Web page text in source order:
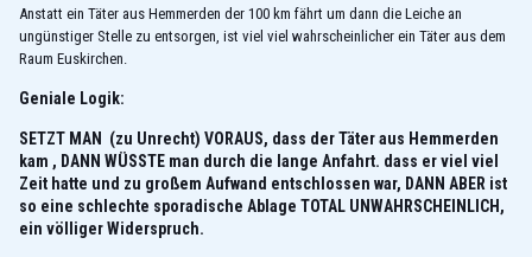
Anstatt ein Täter aus Hemmerden der 100 km fährt um dann die Leiche an
ungünstiger Stelle zu entsorgen, ist viel viel wahrscheinlicher ein Täter aus dem
Raum Euskirchen.
Geniale Logik:
SETZT MAN (zu Unrecht) VORAUS, dass der Täter aus Hemmerden
kam , DANN WÜSSTE man durch die lange Anfahrt. dass er viel viel
Zeit hatte und zu großem Aufwand entschlossen war, DANN ABER ist
so eine schlechte sporadische Ablage TOTAL UNWAHRSCHEINLICH,
ein völliger Widerspruch.